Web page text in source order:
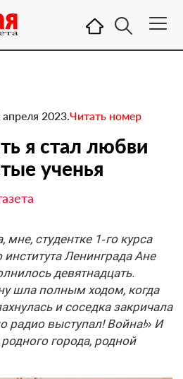
2023.Читать номер
я стал любви
ученья
мне, студентке 1‑го курса
института Ленинграда Ане
девятнадцать.
шла полным ходом, когда
и соседка закричала
радио выступал! Война!» И
города, родной